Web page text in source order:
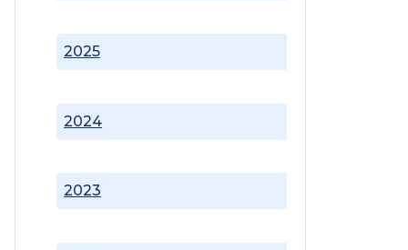
2023
2024
2025